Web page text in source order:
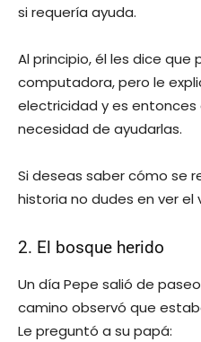
si requería ayuda.
Al principio, él les dice que
computadora, pero le
electricidad y es entonces
necesidad de ayudarlas.
Si deseas saber cómo se
historia no dudes en ver
2. El bosque herido
Un día Pepe salió de
camino observó que
Le preguntó a su papá: